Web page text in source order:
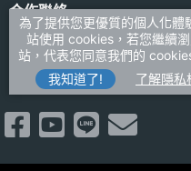
合作聯絡
廣告刊登
加入商店報價
新聞聯絡
為了提供您更優質的個人化體
站使用 cookies，若您繼續
站，代表您同意我們的
我知道了!
了解隱私